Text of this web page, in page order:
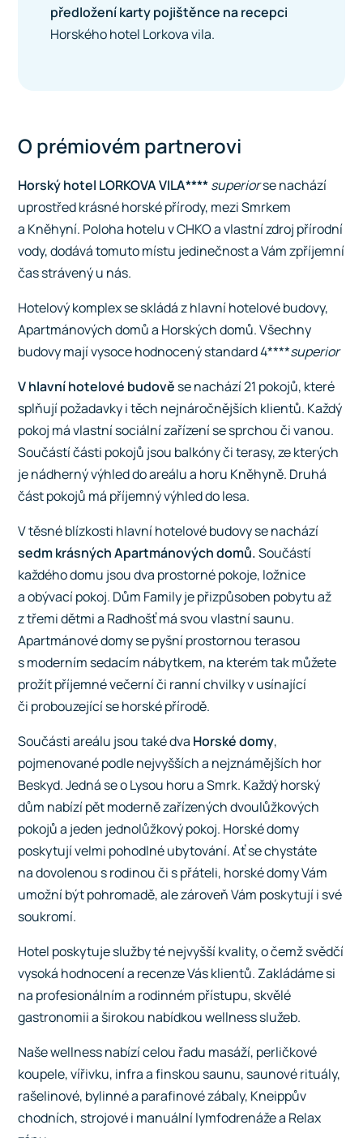
předložení karty pojištěnce na recepci
Horského hotel Lorkova vila.
O prémiovém partnerovi
Horský hotel LORKOVA VILA****superiorse nachází
uprostřed krásné horské přírody, mezi Smrkem
a Kněhyní. Poloha hotelu v CHKO a vlastní zdroj přírodní
vody, dodává tomuto místu jedinečnost a Vám zpříjemní
čas strávený u nás.
Hotelový komplex se skládá z hlavní hotelové budovy,
Apartmánových domů a Horských domů. Všechny
budovy mají vysoce hodnocený standard 4****superior
V hlavní hotelové budově se nachází 21 pokojů, které
splňují požadavky i těch nejnáročnějších klientů. Každý
pokoj má vlastní sociální zařízení se sprchou či vanou.
Součástí části pokojů jsou balkóny či terasy, ze kterých
je nádherný výhled do areálu a horu Kněhyně. Druhá
část pokojů má příjemný výhled do lesa.
V těsné blízkosti hlavní hotelové budovy se nachází
sedm krásných Apartmánových domů.Součástí
každého domu jsou dva prostorné pokoje, ložnice
a obývací pokoj. Dům Family je přizpůsoben pobytu až
z třemi dětmi a Radhošť má svou vlastní saunu.
Apartmánové domy se pyšní prostornou terasou
s moderním sedacím nábytkem, na kterém tak můžete
prožít příjemné večerní či ranní chvilky v usínající
či probouzející se horské přírodě.
Součásti areálu jsou také dva Horské domy,
pojmenované podle nejvyšších a nejznámějších hor
Beskyd. Jedná se o Lysou horu a Smrk. Každý horský
dům nabízí pět moderně zařízených dvoulůžkových
pokojů a jeden jednolůžkový pokoj. Horské domy
poskytují velmi pohodlné ubytování. Ať se chystáte
na dovolenou s rodinou či s přáteli, horské domy Vám
umožní být pohromadě, ale zároveň Vám poskytují i své
soukromí.
Hotel poskytuje služby té nejvyšší kvality, o čemž svědčí
vysoká hodnocení a recenze Vás klientů. Zakládáme si
na profesionálním a rodinném přístupu, skvělé
gastronomii a širokou nabídkou wellness služeb.
Naše wellness nabízí celou řadu masáží, perličkové
koupele, vířivku, infra a finskou saunu, saunové rituály,
rašelinové, bylinné a parafinové zábaly, Kneippův
chodních, strojové i manuální lymfodrenáže a Relax